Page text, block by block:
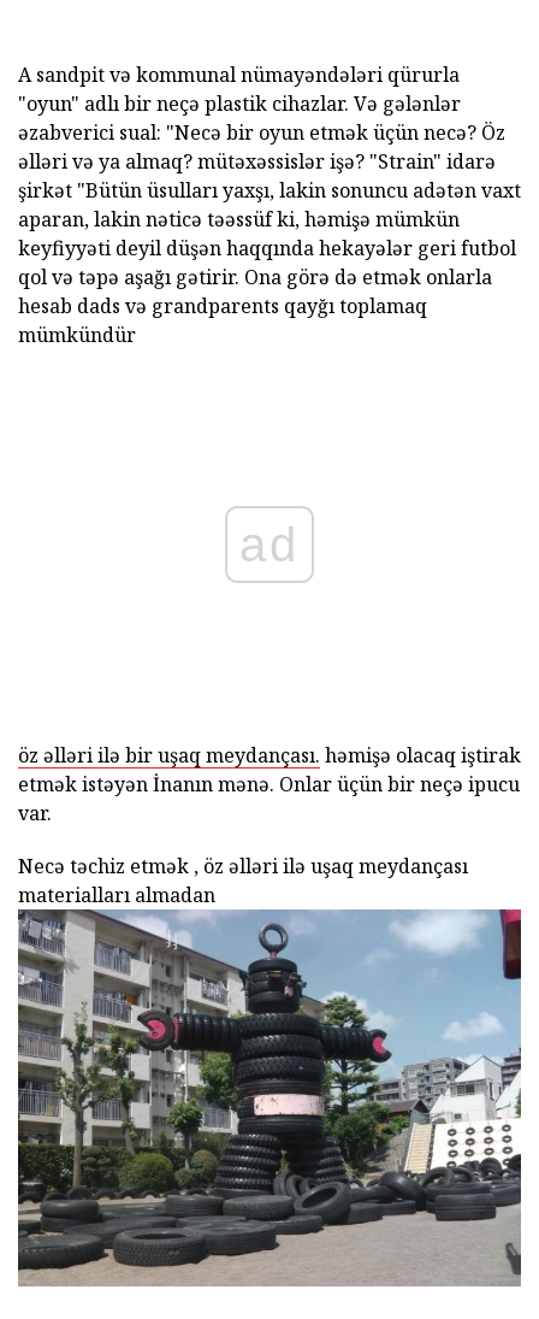
A sandpit və kommunal nümayəndələri qürurla
"oyun" adlı bir neçə plastik cihazlar. Və gələnlər
əzabverici sual: "Necə bir oyun etmək üçün necə? Öz
əlləri və ya almaq? mütəxəssislər işə? "Strain" idarə
şirkət "Bütün üsulları yaxşı, lakin sonuncu adətən vaxt
aparan, lakin nəticə təəssüf ki, həmişə mümkün
keyfiyyəti deyil düşən haqqında hekayələr geri futbol
qol və təpə aşağı gətirir. Ona görə də etmək onlarla
hesab dads və grandparents qayğı toplamaq
mümkündür
ad
öz əlləri ilə bir uşaq meydançası. həmişə olacaq iştirak
etmək istəyən İnanın mənə. Onlar üçün bir neçə ipucu
var.
Necə təchiz etmək , öz əlləri ilə uşaq meydançası
materialları almadan